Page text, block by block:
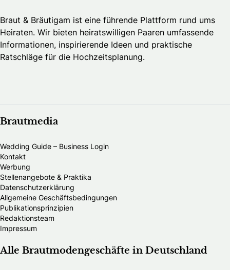
Braut & Bräutigam ist eine führende Plattform rund ums
Heiraten. Wir bieten heiratswilligen Paaren umfassende
Informationen, inspirierende Ideen und praktische
Ratschläge für die Hochzeitsplanung.
Brautmedia
Wedding Guide – Business Login
Kontakt
Werbung
Stellenangebote & Praktika
Datenschutzerklärung
Allgemeine Geschäftsbedingungen
Publikationsprinzipien
Redaktionsteam
Impressum
Alle Brautmodengeschäfte in Deutschland